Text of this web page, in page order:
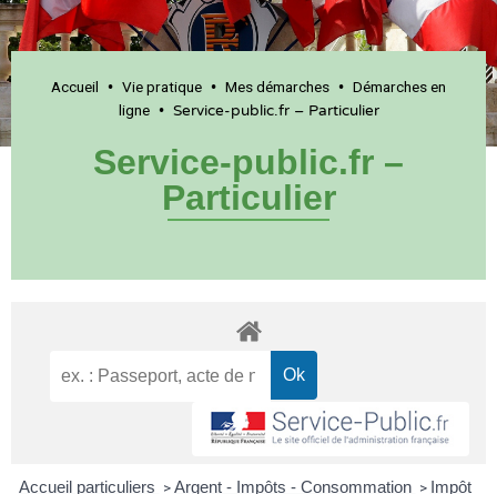
Accueil • Vie pratique • Mes démarches • Démarches en
ligne• Service-public.fr – Particulier
Service-public.fr –
Particulier
Accueil particuliers > Argent - Impôts - Consommation > Impôt